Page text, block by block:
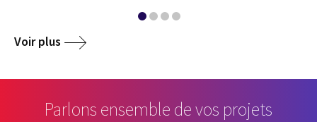
Voir plus
Parlons ensemble de vos projets